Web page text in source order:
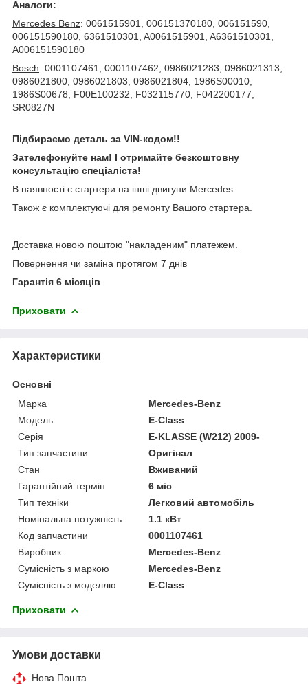
Аналоги:
Mercedes Benz: 0061515901, 006151370180, 006151590,
006151590180, 6361510301, A0061515901, A6361510301,
A006151590180
Bosch: 0001107461, 0001107462, 0986021283, 0986021313,
0986021800, 0986021803, 0986021804, 1986S00010,
1986S00678, F00E100232, F032115770, F042200177,
SR0827N
Підбираємо деталь за VIN-кодом!!
Зателефонуйте нам! І отримайте безкоштовну
консультацію спеціаліста!
В наявності є стартери на інші двигуни Mercedes.
Також є комплектуючі для ремонту Вашого стартера.
Доставка новою поштою "накладеним" платежем.
Повернення чи заміна протягом 7 днів
Гарантія 6 місяців
Приховати
Характеристики
Основні
Марка
Mercedes-Benz
Модель
E-Class
Серія
E-KLASSE (W212) 2009-
Тип запчастини
Оригінал
Стан
Вживаний
Гарантійний термін
6 міс
Тип техніки
Легковий автомобіль
Номінальна потужність
1.1 кВт
Код запчастини
0001107461
Виробник
Mercedes-Benz
Сумісність з маркою
Mercedes-Benz
Сумісність з моделлю
E-Class
Приховати
Умови доставки
Нова Пошта